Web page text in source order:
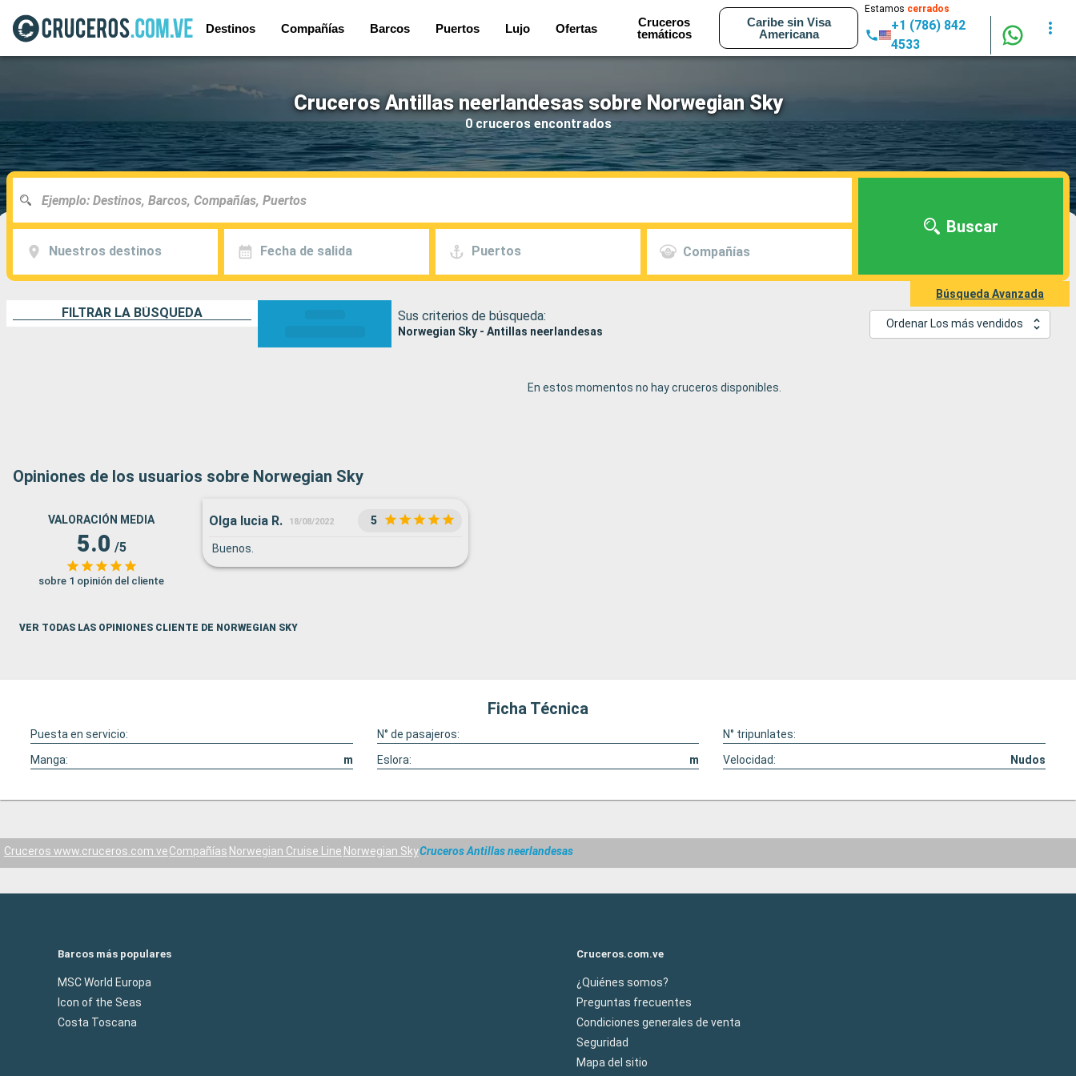
Destinos Compañías Barcos Puertos Lujo Ofertas
Cruceros
temáticos
Caribe sin Visa
Americana
Estamos cerrados
+1 (786) 842
4533
Cruceros Antillas neerlandesas sobre Norwegian Sky
0 cruceros encontrados
Nuestros destinos Fecha de salida Puertos Compañías
Buscar
Búsqueda Avanzada
FILTRAR LA BÚSQUEDA Sus criterios de búsqueda:
Norwegian Sky - Antillas neerlandesas
Ordenar Los más vendidos
En estos momentos no hay cruceros disponibles.
Opiniones de los usuarios sobre Norwegian Sky
VALORACIÓN MEDIA
5.0 /5
sobre 1 opinión del cliente
Olga lucia R. 18/08/2022 5
Buenos.
VER TODAS LAS OPINIONES CLIENTE DE NORWEGIAN SKY
Ficha Técnica
Puesta en servicio: N° de pasajeros:
N° tripunlates:
Manga:
m Eslora: m Velocidad: Nudos
Cruceros www.cruceros.com.veCompañías Norwegian Cruise Line Norwegian SkyCruceros Antillas neerlandesas
Barcos más populares
MSC World Europa
Icon of the Seas
Costa Toscana
Cruceros.com.ve
¿Quiénes somos?
Preguntas frecuentes
Condiciones generales de venta
Seguridad
Mapa del sitio